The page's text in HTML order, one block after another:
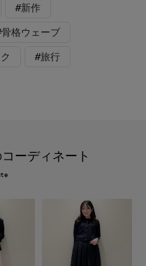
#新作
格ウェーブ
#旅行
ーディネート